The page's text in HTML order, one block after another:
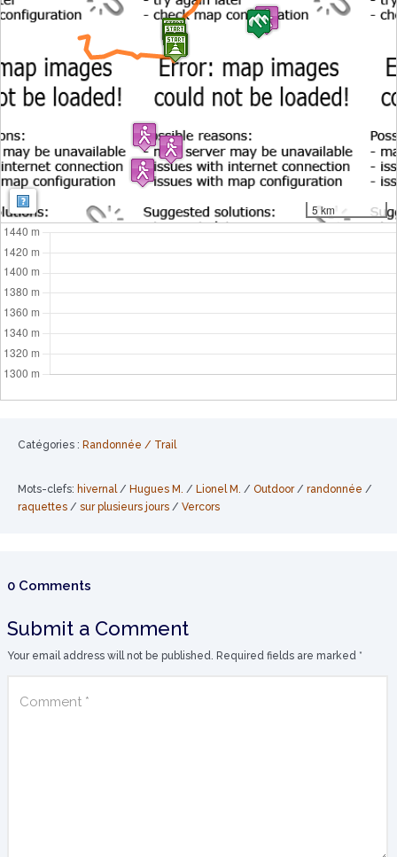
| Map style:
5 km
Catégories : Randonnée / Trail
Mots-clefs: hivernal/ Hugues M. / Lionel M. / Outdoor/ randonnée /
raquettes / sur plusieurs jours / Vercors
0 Comments
Submit a Comment
Your email address will not be published. Required fields are marked *